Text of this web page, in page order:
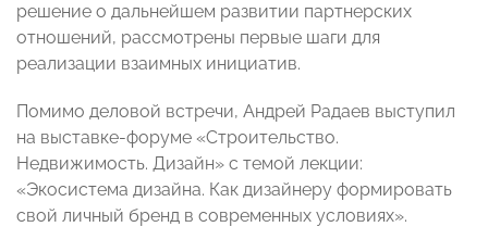
решение о дальнейшем развитии партнерских
отношений, рассмотрены первые шаги для
реализации взаимных инициатив.
Помимо деловой встречи, Андрей Радаев выступил
на выставке-форуме «Строительство.
Недвижимость. Дизайн» с темой лекции:
«Экосистема дизайна. Как дизайнеру формировать
свой личный бренд в современных условиях».